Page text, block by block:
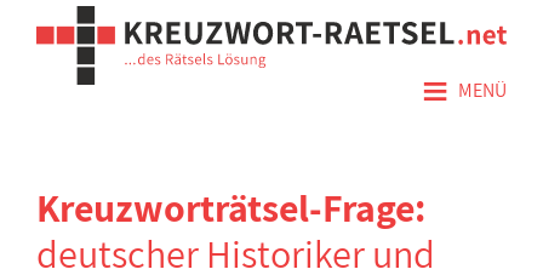
≡ MENÜ
Kreuzworträtsel-Frage:
deutscher Historiker und